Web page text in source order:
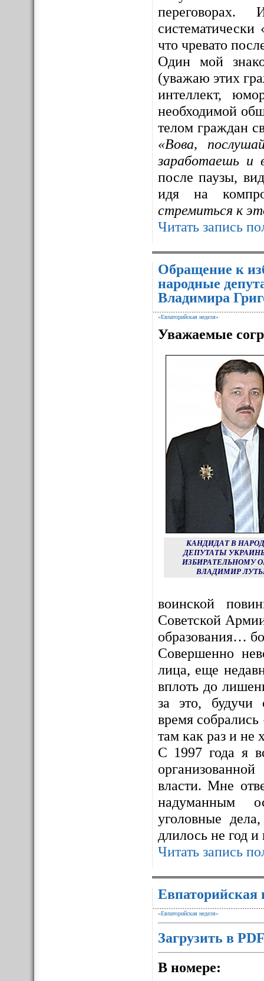
переговорах.
что чревато
Один мой
(уважаю этих
интеллект,
необходимой
телом граждан
«Вова,
заработаешь и
после паузы,
идя на
стремиться к
Читать запись
Обращение к
народные
Владимира
«Евпаторийская неделя»
Уважаемые
КАНДИДАТ В
ДЕПУТАТЫ
ИЗБИРАТЕЛЬНОМУ
ВЛАДИМИР
воинской
Советской
образования…
Совершенно
лица, еще
вплоть до
за это, будучи
время
там как раз и не
С 1997 года я
власти. Мне
надуманным
уголовные
длилось не год
Читать запись
Евпаторийская
«Евпаторийская неделя»
Загрузить в
В номере: